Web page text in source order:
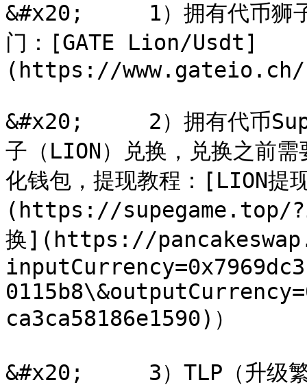
&#x20;     1）拥有代币狮子
门：[GATE Lion/Usdt]
(https://www.gateio.ch/
&#x20;     2）拥有代币
子（LION）兑换，兑换之前
化钱包，提现教程：[LION提
(https://supegame.top/
换](https://
ca3ca58186e1590)）
&#x20;     3）TLP（升级繁